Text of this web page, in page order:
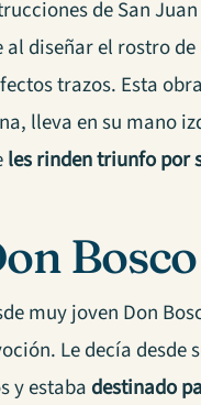
de San
al diseñar el rostro
trazos. Esta
lleva en su mano
les rinden triunfo por
muy joven Don
Le decía desde
y estaba destinado